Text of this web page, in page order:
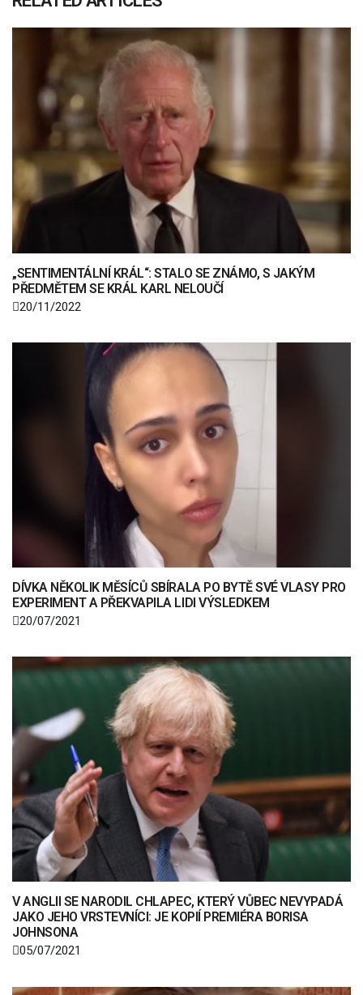
„SENTIMENTÁLNÍ KRÁL“: STALO SE ZNÁMO, S JAKÝM
PŘEDMĚTEM SE KRÁL KARL NELOUČÍ
20/11/2022
DÍVKA NĚKOLIK MĚSÍCŮ SBÍRALA PO BYTĚ SVÉ VLASY PRO
EXPERIMENT A PŘEKVAPILA LIDI VÝSLEDKEM
20/07/2021
V ANGLII SE NARODIL CHLAPEC, KTERÝ VŮBEC NEVYPADÁ
JAKO JEHO VRSTEVNÍCI: JE KOPIÍ PREMIÉRA BORISA
JOHNSONA
05/07/2021